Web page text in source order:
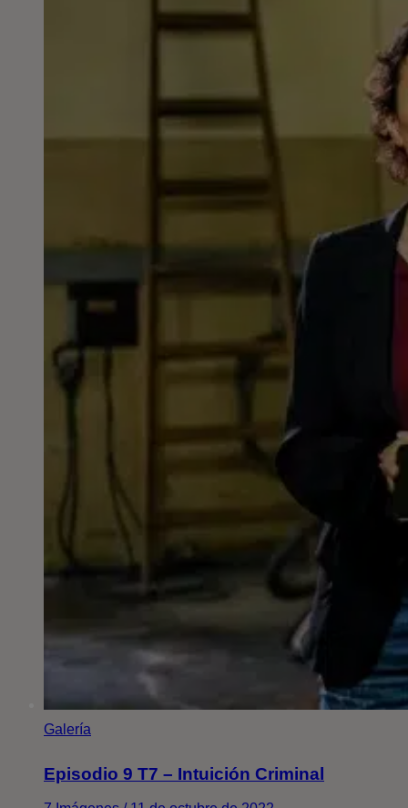
Galería
Episodio 9 T7 – Intuición Criminal